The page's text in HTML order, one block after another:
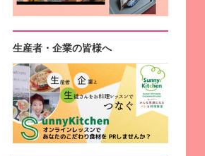
生産者・企業の皆様へ